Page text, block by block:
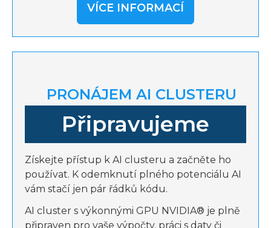
VÍCE INFORMACÍ
PRONÁJEM AI CLUSTERU
Připravujeme
Získejte přístup k AI clusteru a začněte ho
používat. K odemknutí plného potenciálu AI
vám stačí jen pár řádků kódu.
AI cluster s výkonnými GPU NVIDIA® je plně
připraven pro vaše výpočty, práci s daty či